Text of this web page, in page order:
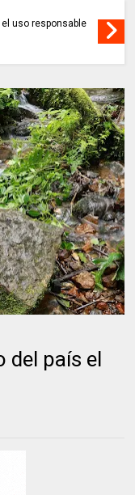
uso responsable
del país el